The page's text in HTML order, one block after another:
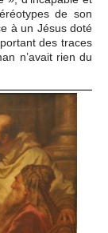
de son
à un Jésus doté
des traces
n’avait rien du